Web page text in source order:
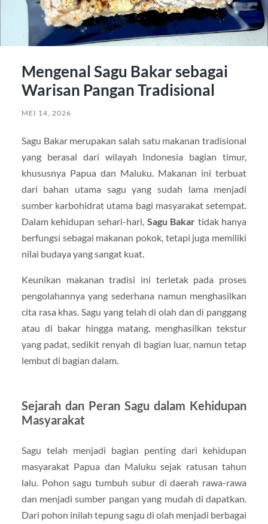
Mengenal Sagu Bakar sebagai
Warisan Pangan Tradisional
MEI 14, 2026
Sagu Bakar merupakan salah satu makanan tradisional
yang berasal dari wilayah Indonesia bagian timur,
khususnya Papua dan Maluku. Makanan ini terbuat
dari bahan utama sagu yang sudah lama menjadi
sumber karbohidrat utama bagi masyarakat setempat.
Dalam kehidupan sehari-hari, Sagu Bakar tidak hanya
berfungsi sebagai makanan pokok, tetapi juga memiliki
nilai budaya yang sangat kuat.
Keunikan makanan tradisi ini terletak pada proses
pengolahannya yang sederhana namun menghasilkan
cita rasa khas. Sagu yang telah di olah dan di panggang
atau di bakar hingga matang, menghasilkan tekstur
yang padat, sedikit renyah di bagian luar, namun tetap
lembut di bagian dalam.
Sejarah dan Peran Sagu dalam Kehidupan
Masyarakat
Sagu telah menjadi bagian penting dari kehidupan
masyarakat Papua dan Maluku sejak ratusan tahun
lalu. Pohon sagu tumbuh subur di daerah rawa-rawa
dan menjadi sumber pangan yang mudah di dapatkan.
Dari pohon inilah tepung sagu di olah menjadi berbagai